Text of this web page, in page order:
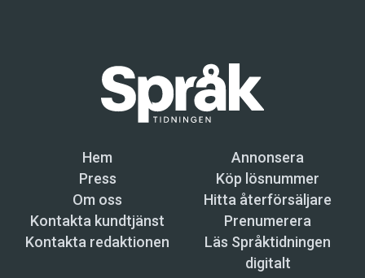
Hem
Annonsera
Press
Köp lösnummer
Om oss
Hitta återförsäljare
Kontakta kundtjänst
Prenumerera
Kontakta redaktionen
Läs Språktidningen
digitalt